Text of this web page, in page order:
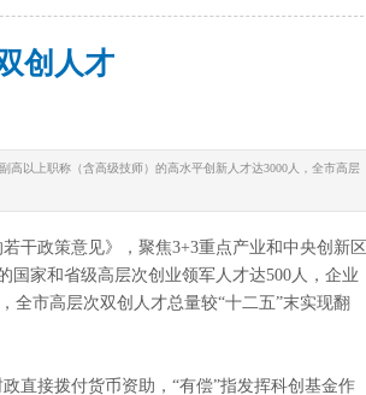
创人才
高以上职称（含高级技师）的高水平创新人才达3000人，全市高层
政策意见》，聚焦3+3重点产业和中央创新区
国家和省级高层次创业领军人才达500人，企业
全市高层次双创人才总量较“十二五”末实现翻
直接拨付货币资助，“有偿”指发挥科创基金作